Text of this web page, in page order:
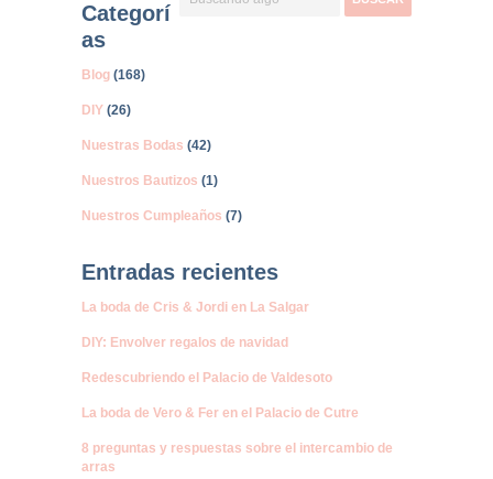
Categorí
as
Blog (168)
DIY (26)
Nuestras Bodas (42)
Nuestros Bautizos (1)
Nuestros Cumpleaños (7)
Entradas recientes
La boda de Cris & Jordi en La Salgar
DIY: Envolver regalos de navidad
Redescubriendo el Palacio de Valdesoto
La boda de Vero & Fer en el Palacio de Cutre
8 preguntas y respuestas sobre el intercambio de
arras